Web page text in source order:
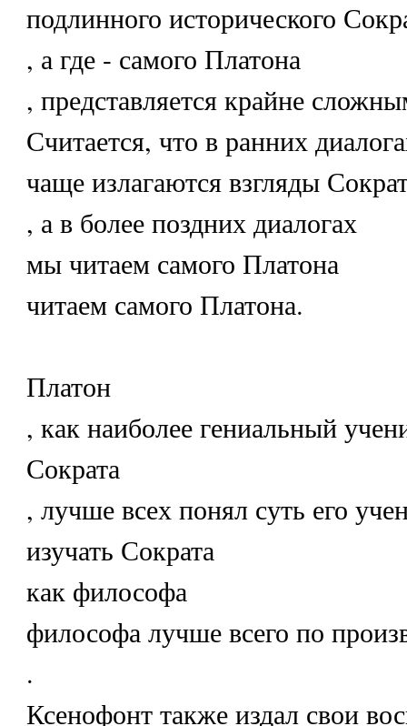
подлинного исторического
, а где - самого Платона
, представляется крайне
Считается, что в ранних
чаще излагаются взгляды
, а в более поздних диалогах
мы читаем самого Платона
читаем самого Платона.
Платон
, как наиболее гениальный
Сократа
, лучше всех понял суть его
изучать Сократа
как философа
философа лучше всего по
.
Ксенофонт также издал свои